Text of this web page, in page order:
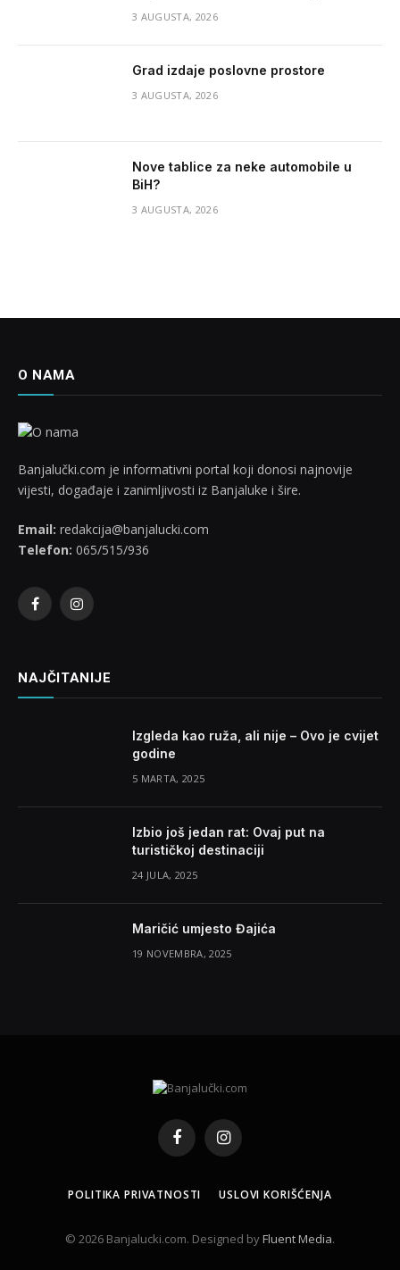
3 AUGUSTA, 2026
Grad izdaje poslovne prostore
3 AUGUSTA, 2026
Nove tablice za neke automobile u
BiH?
3 AUGUSTA, 2026
O NAMA
Banjalučki.com je informativni portal koji donosi najnovije
vijesti, događaje i zanimljivosti iz Banjaluke i šire.
Email: redakcija@banjalucki.com
Telefon: 065/515/936
FacebookInstagram
NAJČITANIJE
Izgleda kao ruža, ali nije – Ovo je cvijet
godine
5 MARTA, 2025
Izbio još jedan rat: Ovaj put na
turističkoj destinaciji
24 JULA, 2025
Maričić umjesto Đajića
19 NOVEMBRA, 2025
FacebookInstagram
POLITIKA PRIVATNOSTI USLOVI KORIŠĆENJA
© 2026 Banjalucki.com. Designed byFluent Media.